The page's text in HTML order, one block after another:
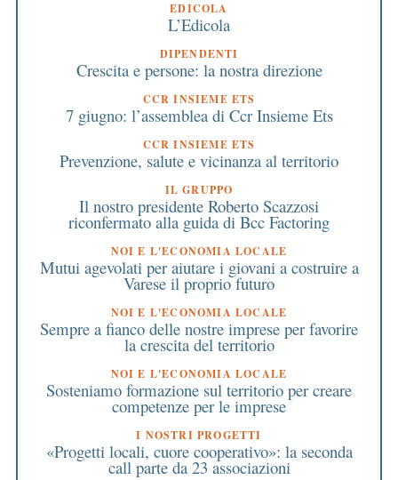
EDICOLA
L’Edicola
DIPENDENTI
Crescita e persone: la nostra direzione
CCR INSIEME ETS
7 giugno: l’assemblea di Ccr Insieme Ets
CCR INSIEME ETS
Prevenzione, salute e vicinanza al territorio
IL GRUPPO
Il nostro presidente Roberto Scazzosi
riconfermato alla guida di Bcc Factoring
NOI E L'ECONOMIA LOCALE
Mutui agevolati per aiutare i giovani a costruire a
Varese il proprio futuro
NOI E L'ECONOMIA LOCALE
Sempre a fianco delle nostre imprese per favorire
la crescita del territorio
NOI E L'ECONOMIA LOCALE
Sosteniamo formazione sul territorio per creare
competenze per le imprese
I NOSTRI PROGETTI
«Progetti locali, cuore cooperativo»: la seconda
call parte da 23 associazioni